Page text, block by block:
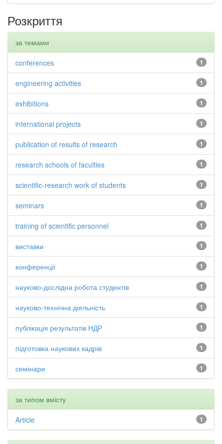
Розкриття
за темами
1
conferences
1
engineering activities
1
exhibitions
1
international projects
1
publication of results of research
1
research schools of faculties
1
scientific-research work of students
1
seminars
1
training of scientific personnel
1
виставки
1
конференції
1
науково-дослідна робота студентів
1
науково-технічна діяльність
1
публікація результатів НДР
1
підготовка наукових кадрів
1
семінари
за типом вмісту
1
Article